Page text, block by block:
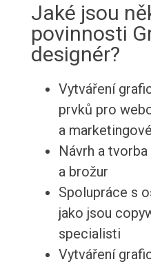
Jaké jsou
povinnosti
designér?
Vytváření
prvků pro
a
Návrh a
a brožur
Spolupráce s
jako jsou
specialisti
Vytváření